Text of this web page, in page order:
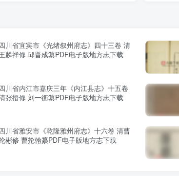
川省宜宾市《光绪叙州府志》四十三卷 清
麟祥修 邱晋成纂PDF电子版地方志下载
川省内江市嘉庆三年《内江县志》十五卷
张搢修 刘一衡纂PDF电子版地方志下载
川省雅安市《乾隆雅州府志》十六卷 清曹
彬修 曹抡翰纂PDF电子版地方志下载